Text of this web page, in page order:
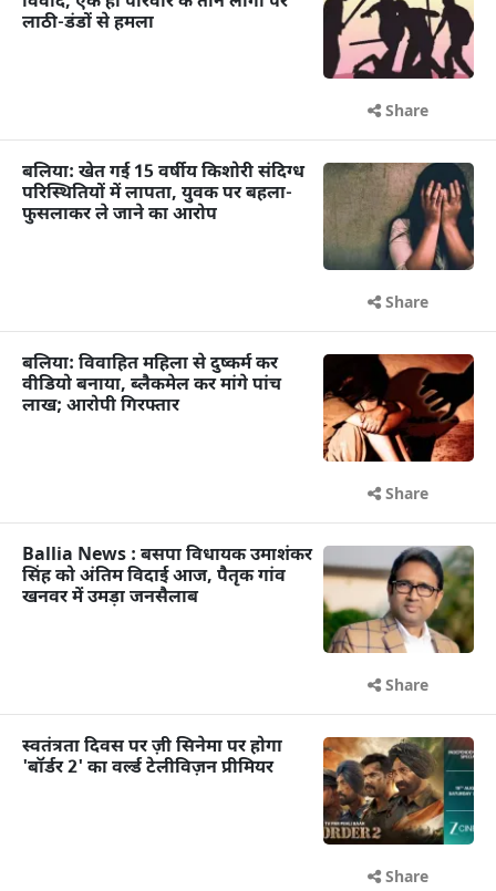
लाठी-डंडों से हमला
Share
बलिया: खेत गई 15 वर्षीय किशोरी संदिग्ध
परिस्थितियों में लापता, युवक पर बहला-
फुसलाकर ले जाने का आरोप
Share
बलिया: विवाहित महिला से दुष्कर्म कर
वीडियो बनाया, ब्लैकमेल कर मांगे पांच
लाख; आरोपी गिरफ्तार
Share
Ballia News : बसपा विधायक उमाशंकर
सिंह को अंतिम विदाई आज, पैतृक गांव
खनवर में उमड़ा जनसैलाब
Share
स्वतंत्रता दिवस पर ज़ी सिनेमा पर होगा
'बॉर्डर 2' का वर्ल्ड टेलीविज़न प्रीमियर
Share